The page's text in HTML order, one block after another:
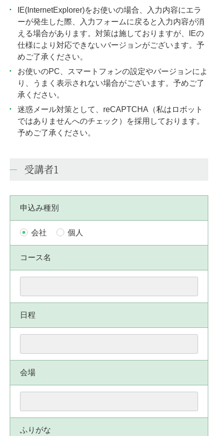
IE(InternetExplorer)をお使いの場合、入力内容にエラ
ーが発生した際、入力フォームに戻ると入力内容が消
える場合があります。対策は施しておりますが、IEの
仕様により対応できないバージョンがございます。予
めご了承ください。
お使いのPC、スマートフォンの設定やバージョンによ
り、うまく表示されない場合がございます。予めご了
承ください。
迷惑メール対策として、reCAPTCHA（私はロボット
ではありませんへのチェック）を採用しております。
予めご了承ください。
受講者1
申込み種別
会社 個人
コース名
日程
会場
ふりがな